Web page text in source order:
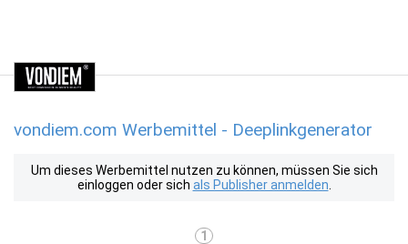
vondiem.com Werbemittel - Deeplinkgenerator
Um dieses Werbemittel nutzen zu können, müssen Sie sich
einloggen oder sich als Publisher anmelden
1